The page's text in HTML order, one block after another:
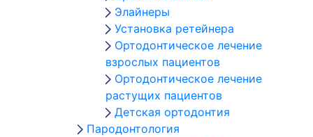
Элайнеры
Установка ретейнера
Ортодонтическое лечение
взрослых пациентов
Ортодонтическое лечение
растущих пациентов
Детская ортодонтия
Пародонтология